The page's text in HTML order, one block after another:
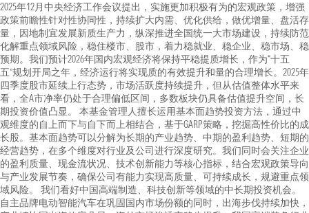
2025年12月中央经济工作会议提出，实施更加积极有为的宏观政策，增强
政策前瞻性针对性协同性，持续扩大内需、优化供给，做优增量、盘活存
量，因地制宜发展新质生产力，纵深推进全国统一大市场建设，持续防范
化解重点领域风险，稳住楼市、股市，着力稳就业、稳企业、稳市场、稳
预期。我们预计2026年国内宏观经济将保持平稳提质增长，作为“十五
五”规划开局之年，经济运行将实现质的有效提升和量的合理增长。2025年
四季度股市延续上行态势，市场活跃度持续提升，但从估值整体水平来
看，全A市净率仍处于合理偏低区间，多数板块仍具备估值提升空间，长
期投资价值凸显。 本基金管理人擅长运用基本面趋势投资方法，通过中
观维度的自上而下与自下而上相结合，基于GARP策略，挖掘高性价比的成
长股。基本面趋势可以分解为长期的产业趋势、中期的盈利趋势、短期的
经营趋势，在多个维度对行业及公司进行深度研究。我们同时会关注企业
的盈利质量、现金流状况、技术创新能力等核心指标，结合宏观政策导向
与产业发展节奏，确保公司有能力实现高质量、可持续成长，规避重点领
域风险。 我们看好中国高端制造、科技创新等领域的中长期投资机会。
自主品牌电动智能汽车在巩固国内市场份额的同时，出海步伐持续加快，